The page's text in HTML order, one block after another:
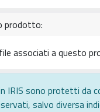
prodotto:
associati a questo
IRIS sono protetti da
salvo diversa